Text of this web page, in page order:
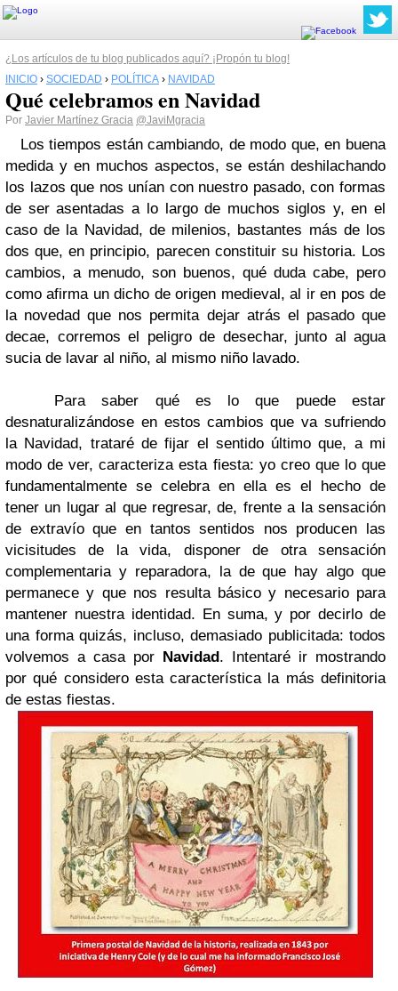
¿Los artículos de tu blog publicados aquí? ¡Propón tu blog!
INICIO › SOCIEDAD › POLÍTICA › NAVIDAD
Qué celebramos en Navidad
Por Javier Martínez Gracia @JaviMgracia
Los tiempos están cambiando, de modo que, en buena
medida y en muchos aspectos, se están deshilachando
los lazos que nos unían con nuestro pasado, con formas
de ser asentadas a lo largo de muchos siglos y, en el
caso de la Navidad, de milenios, bastantes más de los
dos que, en principio, parecen constituir su historia. Los
cambios, a menudo, son buenos, qué duda cabe, pero
como afirma un dicho de origen medieval, al ir en pos de
la novedad que nos permita dejar atrás el pasado que
decae, corremos el peligro de desechar, junto al agua
sucia de lavar al niño, al mismo niño lavado.
Para saber qué es lo que puede estar
desnaturalizándose en estos cambios que va sufriendo
la Navidad, trataré de fijar el sentido último que, a mi
modo de ver, caracteriza esta fiesta: yo creo que lo que
fundamentalmente se celebra en ella es el hecho de
tener un lugar al que regresar, de, frente a la sensación
de extravío que en tantos sentidos nos producen las
vicisitudes de la vida, disponer de otra sensación
complementaria y reparadora, la de que hay algo que
permanece y que nos resulta básico y necesario para
mantener nuestra identidad. En suma, y por decirlo de
una forma quizás, incluso, demasiado publicitada: todos
volvemos a casa por Navidad. Intentaré ir mostrando
por qué considero esta característica la más definitoria
de estas fiestas.